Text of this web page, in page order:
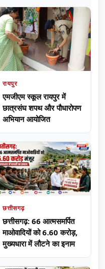
रायपुर
एमजीएम स्कूल रायपुर में
छात्रसंघ शपथ और पौधारोपण
अभियान आयोजित
छत्तीसगढ़
छत्तीसगढ़: 66 आत्मसमर्पित
माओवादियों को 6.60 करोड़,
मुख्यधारा में लौटने का इनाम